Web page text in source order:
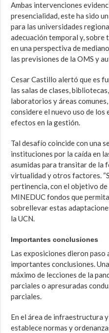
Ambas intervenciones
presencialidad, este ha sido
para las universidades
adecuación temporal y, sobre
en una perspectiva de
las previsiones de la OMS y
Cesar Castillo alertó que es
las salas de clases,
laboratorios y áreas
considere el nuevo uso de los
efectos en la gestión.
Tal desafío coincide con una
instituciones por la caída en
asumidas para transitar de la
virtualidad y otros factores.
pertinencia, con el objetivo
MINEDUC fondos que
sobrellevar estas
la UCN.
Importantes conclusiones
Las exposiciones dieron paso
importantes conclusiones.
máximo de lecciones de la
parciales o apresuradas
parciales.
En el área de infraestructura
establece normas y